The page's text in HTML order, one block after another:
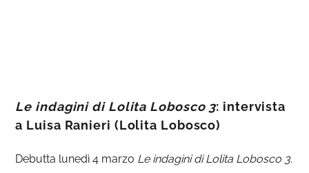
Le indagini di Lolita Lobosco 3: intervista
a Luisa Ranieri (Lolita Lobosco)
Debutta lunedì 4 marzo Le indagini di Lolita Lobosco 3.